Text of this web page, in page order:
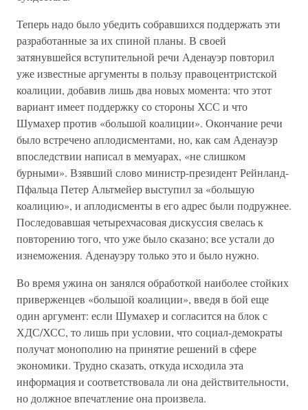
Теперь надо было убедить собравшихся поддержать эти
разработанные за их спиной планы. В своей
затянувшейся вступительной речи Аденауэр повторил
уже известные аргументы в пользу правоцентристской
коалиции, добавив лишь два новых момента: что этот
вариант имеет поддержку со стороны ХСС и что
Шумахер против «большой коалиции». Окончание речи
было встречено аплодисментами, но, как сам Аденауэр
впоследствии написал в мемуарах, «не слишком
бурными». Взявший слово министр-президент Рейнланд-
Пфальца Петер Альтмейер выступил за «большую
коалицию», и аплодисменты в его адрес были подружнее.
Последовавшая четырехчасовая дискуссия свелась к
повторению того, что уже было сказано; все устали до
изнеможения. Аденауэру только это и было нужно.
Во время ужина он занялся обработкой наиболее стойких
приверженцев «большой коалиции», введя в бой еще
один аргумент: если Шумахер и согласится на блок с
ХДС/ХСС, то лишь при условии, что социал-демократы
получат монополию на принятие решений в сфере
экономики. Трудно сказать, откуда исходила эта
информация и соответствовала ли она действительности,
но должное впечатление она произвела.